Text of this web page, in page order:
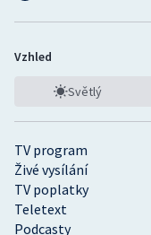
TV program
Živé vysílání
TV poplatky
Teletext
Podcasty
Vzhled
Světlý